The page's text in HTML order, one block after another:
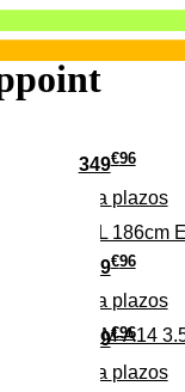
279€96
Pago a plazos
349€96
Pago a plazos
C 315L 186cm
369€96
Pago a plazos
CLIM-A14